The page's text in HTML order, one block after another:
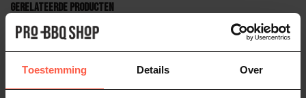
Toestemming Details Over
Gerelateerde producten
MEATER
Meater + Vleesthermometer
Op voorraad
99,00